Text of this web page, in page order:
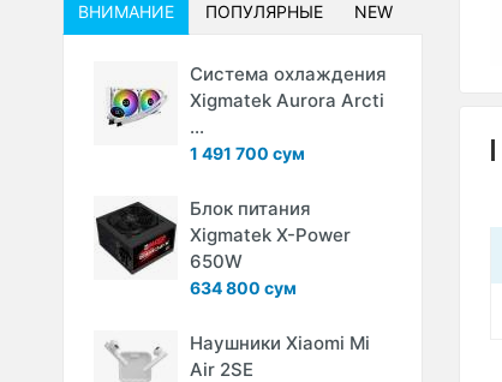
ВНИМАНИЕ ПОПУЛЯРНЫЕ NEW
Система охлаждения
Xigmatek Aurora Arcti
...
1 491 700 сум
Блок питания
Xigmatek X-Power
650W
634 800 сум
Наушники Xiaomi Mi
Air 2SE